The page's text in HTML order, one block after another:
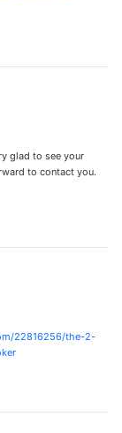
glad to see your
to contact you.
22816256/the-2-